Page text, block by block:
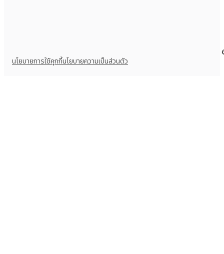
นโยบายการใช้คุกกี้นโยบายความเป็นส่วนตัว